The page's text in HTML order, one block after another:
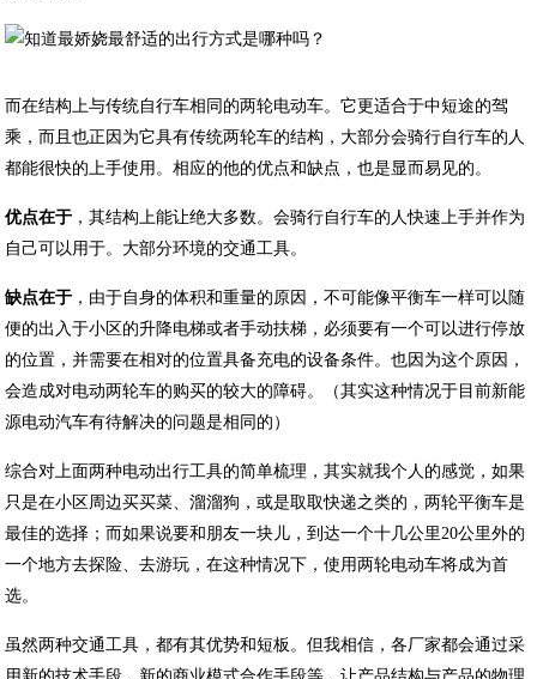
而在结构上与传统自行车相同的两轮电动车。它更适合于中短途的驾
乘，而且也正因为它具有传统两轮车的结构，大部分会骑行自行车的人
都能很快的上手使用。相应的他的优点和缺点，也是显而易见的。
优点在于 ，其结构上能让绝大多数。会骑行自行车的人快速上手并作为
自己可以用于。大部分环境的交通工具。
缺点在于 ，由于自身的体积和重量的原因，不可能像平衡车一样可以随
便的出入于小区的升降电梯或者手动扶梯，必须要有一个可以进行停放
的位置，并需要在相对的位置具备充电的设备条件。也因为这个原因，
会造成对电动两轮车的购买的较大的障碍。（其实这种情况于目前新能
源电动汽车有待解决的问题是相同的）
综合对上面两种电动出行工具的简单梳理，其实就我个人的感觉，如果
只是在小区周边买买菜、溜溜狗，或是取取快递之类的，两轮平衡车是
最佳的选择；而如果说要和朋友一块儿，到达一个十几公里20公里外的
一个地方去探险、去游玩，在这种情况下，使用两轮电动车将成为首
选。
虽然两种交通工具，都有其优势和短板。但我相信，各厂家都会通过采